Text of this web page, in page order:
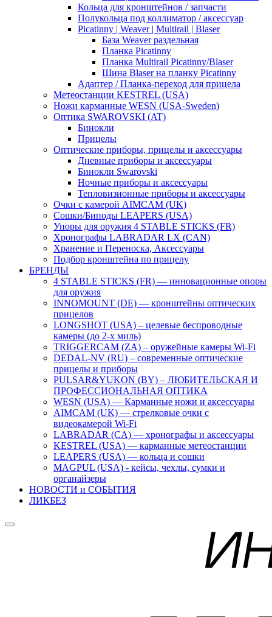
Кольца для кронштейнов / запчасти
Полукольца под коллиматор / аксессуар
Picatinny | Weaver | Multirail | Blaser
База Weaver раздельная
Планка Picatinny
Планка Multirail Picatinny/Blaser
Шина Blaser на планку Picatinny
Адаптер / Планка-переход для прицела
Метеостанции KESTREL (USA)
Ножи карманные WESN (USA-Sweden)
Оптика SWAROVSKI (AT)
Бинокли
Прицелы
Оптические приборы, прицелы и аксессуары
Дневные приборы и аксессуары
Бинокли Swarovski
Ночные приборы и аксессуары
Тепловизионные приборы и аксессуары
Очки с камерой AIMCAM (UK)
Сошки/Биподы LEAPERS (USA)
Упоры для оружия 4 STABLE STICKS (FR)
Хронографы LABRADAR LX (CAN)
Хранение и Переноска, Аксессуары
Подбор кронштейна по прицелу
БРЕНДЫ
4 STABLE STICKS (FR) — инновационные опоры
для оружия
INNOMOUNT (DE) — кронштейны оптических
прицелов
LONGSHOT (USA) – целевые беспроводные
камеры (до 2-х миль)
TRIGGERCAM (ZA) – оружейные камеры Wi-Fi
DEDAL-NV (RU) – современные оптические
прицелы и приборы
PULSAR&YUKON (BY) – ЛЮБИТЕЛЬСКАЯ И
ПРОФЕССИОНАЛЬНАЯ ОПТИКА
WESN (USA) — Карманные ножи и аксессуары
AIMCAM (UK) — стрелковые очки с
видеокамерой Wi-Fi
LABRADAR (CA) — хронографы и аксессуары
KESTREL (USA) — карманные метеостанции
LEAPERS (USA) — кольца и сошки
MAGPUL (USA) - кейсы, чехлы, сумки и
органайзеры
НОВОСТИ и СОБЫТИЯ
ЛИКБЕЗ